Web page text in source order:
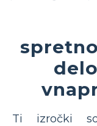
Ti izročki